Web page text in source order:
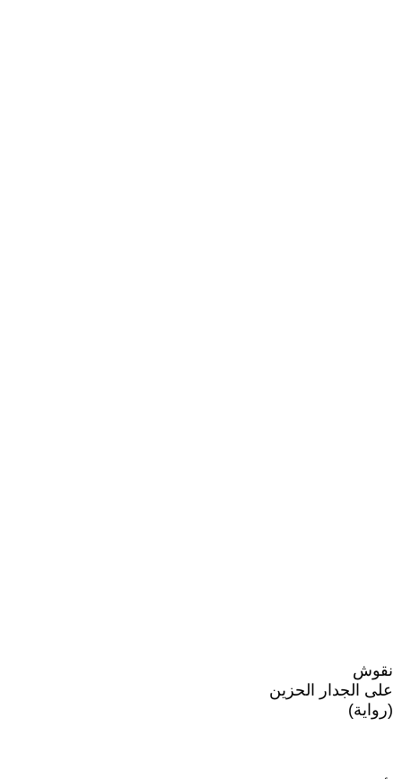
نقوش
على الجدار الحزين
(رواية)